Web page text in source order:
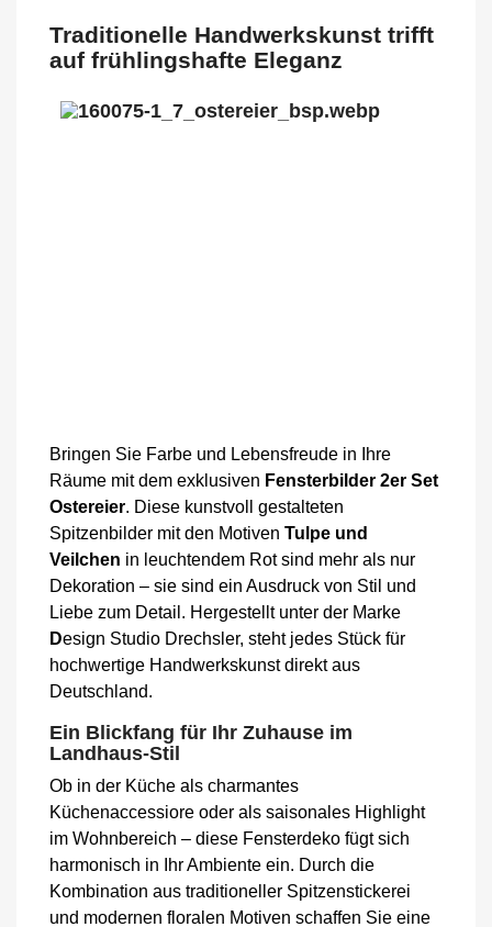
Traditionelle Handwerkskunst trifft
auf frühlingshafte Eleganz
Bringen Sie Farbe und Lebensfreude in Ihre
Räume mit dem exklusiven Fensterbilder 2er Set
Ostereier. Diese kunstvoll gestalteten
Spitzenbilder mit den Motiven Tulpe und
Veilchen in leuchtendem Rot sind mehr als nur
Dekoration – sie sind ein Ausdruck von Stil und
Liebe zum Detail. Hergestellt unter der Marke
Design Studio Drechsler, steht jedes Stück für
hochwertige Handwerkskunst direkt aus
Deutschland.
Ein Blickfang für Ihr Zuhause im
Landhaus-Stil
Ob in der Küche als charmantes
Küchenaccessiore oder als saisonales Highlight
im Wohnbereich – diese Fensterdeko fügt sich
harmonisch in Ihr Ambiente ein. Durch die
Kombination aus traditioneller Spitzenstickerei
und modernen floralen Motiven schaffen Sie eine